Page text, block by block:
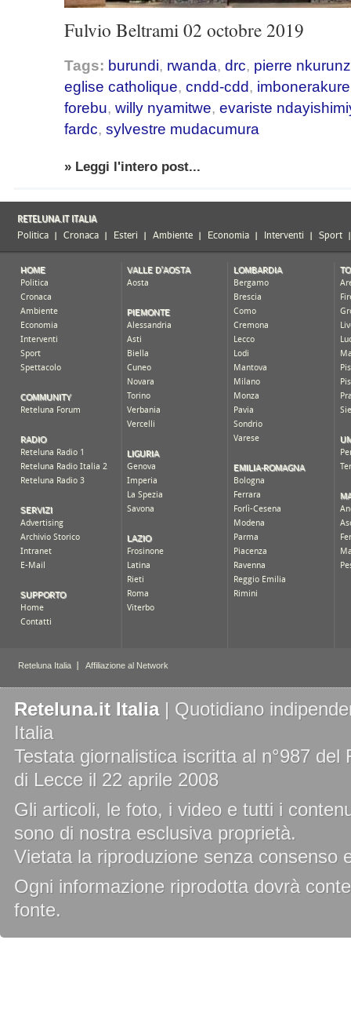
Fulvio Beltrami 02 octobre 2019
Tags: burundi, rwanda, drc, pierre
eglise catholique, cndd-cdd, imbonerakure
forebu, willy nyamitwe, evariste
fardc, sylvestre mudacumura
» Leggi l'intero post...
Reteluna.it Italia| Quotidiano
Italia
Testata giornalistica iscritta al n°987
di Lecce il 22 aprile 2008
Gli articoli, le foto, i video e tutti i
sono di nostra esclusiva proprietà.
Vietata la riproduzione senza consenso
Ogni informazione riprodotta dovrà
fonte.